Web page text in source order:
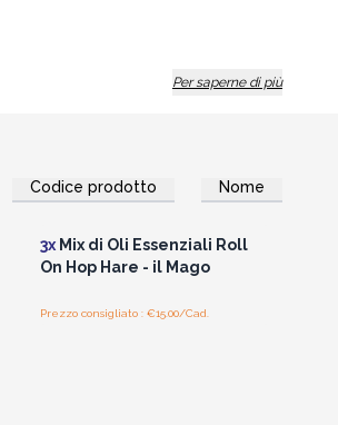
Per saperne di più
Codice prodotto Nome
Accedi per vedere i prezzi
all'ingrosso
3x Mix di Oli Essenziali Roll
On Hop Hare - il Mago
Prezzo consigliato : €15.00/Cad.